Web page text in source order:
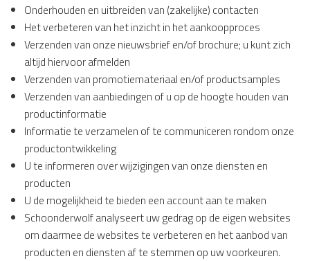
Onderhouden en uitbreiden van (zakelijke) contacten
Het verbeteren van het inzicht in het aankoopproces
Verzenden van onze nieuwsbrief en/of brochure; u kunt zich
altijd hiervoor afmelden
Verzenden van promotiemateriaal en/of productsamples
Verzenden van aanbiedingen of u op de hoogte houden van
productinformatie
Informatie te verzamelen of te communiceren rondom onze
productontwikkeling
U te informeren over wijzigingen van onze diensten en
producten
U de mogelijkheid te bieden een account aan te maken
Schoonderwolf analyseert uw gedrag op de eigen websites
om daarmee de websites te verbeteren en het aanbod van
producten en diensten af te stemmen op uw voorkeuren.